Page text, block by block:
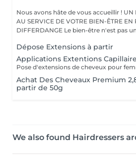
Nous avons hâte de vous accueillir ! UN INSTITUT DE BEAUTÉ
AU SERVICE DE VOTRE BIEN-ÊTRE EN
DIFFERDANGE Le bien-être n'est
Dépose Extensions à partir
Applications Extentions Capillaire
Achat Des Cheveaux Premium
partir de 50g
We also found Hairdressers